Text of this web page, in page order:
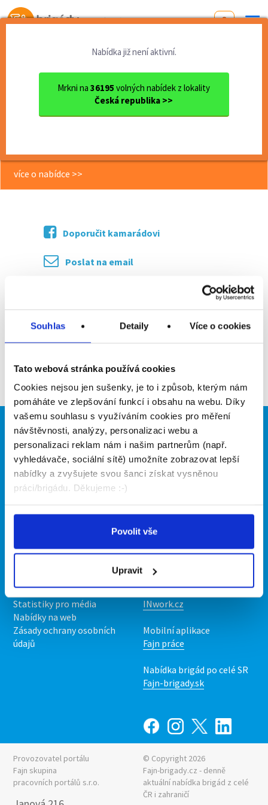
Souhlas Detaily Více o cookies
Tato webová stránka používá cookies
Cookies nejsou jen sušenky, je to i způsob, kterým nám
pomáháte ve zlepšování funkcí i obsahu na webu. Díky
vašemu souhlasu s využíváním cookies pro měření
návštěvnosti, analýzy, personalizaci webu a
personalizaci reklam nám i našim partnerům (např.
vyhledávače, sociální sítě) umožníte zobrazovat lepší
nabídky a zvyšujete svou šanci získat vysněnou
práci/brigádu. Děkujeme :-)
Povolit vše
Upravit
Od první brigády
Nabídka již není aktivní.
Mrkni na36195 volných nabídek z lokality
Česká republika >>
Pardubický kraj
okres Pardubice
Pardubice
Mechanik - údržbář, pouze r...
Mechanik - údržbář, pouze ranní
více o nabídce >>
Doporučit kamarádovi
Poslat na email
Zpět
Brigádníci
Články
Hledané brigády
Firmy
Vložit inzerát
Ceník
Kontakt
Upravit předvolby cookies
Statistiky pro média
Nabídky na web
Zásady ochrany osobních
údajů
Naše další projekty
Mobilní aplikace
Nabídka práce z celé ČR
INwork.cz
Mobilní aplikace
Fajn práce
Nabídka brigád po celé SR
Fajn-brigady.sk
Provozovatel portálu
Fajn skupina
pracovních portálů s.r.o.
© Copyright 2026
Fajn-brigady.cz - denně
aktuální nabídka brigád z celé
ČR i zahraničí